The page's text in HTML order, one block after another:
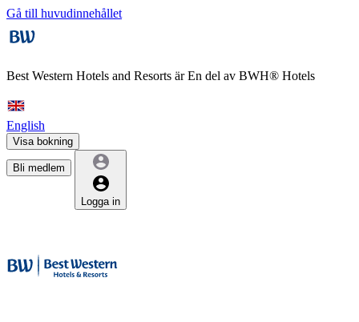
Gå till huvudinnehållet
Best Western Hotels and Resorts ärEn del av BWH® Hotels
English
Visa bokning
Bli medlem
Logga in